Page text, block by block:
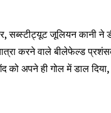
सब्स्टीट्यूट जूलियन कानी
करने वाले बीलेफेल्ड
को अपने ही गोल में डाल